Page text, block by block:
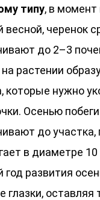
типу, в момент
весной, черенок
до 2–3
растении
которые нужно
Осенью побеги
до участка,
в диаметре
год развития
глазки, оставляя